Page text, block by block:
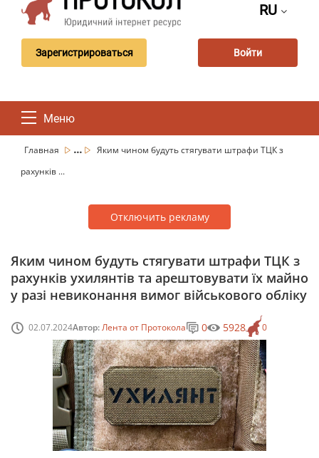
RU
Зарегистрироваться Войти
Меню
Главная ...
Яким чином будуть стягувати штрафи ТЦК з
рахунків ...
Отключить рекламу
Яким чином будуть стягувати штрафи ТЦК з
рахунків ухилянтів та арештовувати їх майно
у разі невиконання вимог військового обліку
02.07.2024Автор:Лента от Протокола 0
0 5928